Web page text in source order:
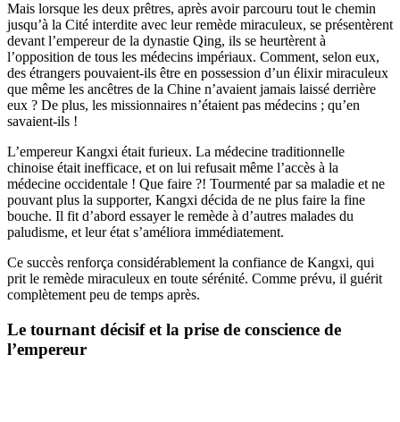
Mais lorsque les deux prêtres, après avoir parcouru tout le chemin
jusqu’à la Cité interdite avec leur remède miraculeux, se présentèrent
devant l’empereur de la dynastie Qing, ils se heurtèrent à
l’opposition de tous les médecins impériaux. Comment, selon eux,
des étrangers pouvaient-ils être en possession d’un élixir miraculeux
que même les ancêtres de la Chine n’avaient jamais laissé derrière
eux ? De plus, les missionnaires n’étaient pas médecins ; qu’en
savaient-ils !
L’empereur Kangxi était furieux. La médecine traditionnelle
chinoise était inefficace, et on lui refusait même l’accès à la
médecine occidentale ! Que faire ?! Tourmenté par sa maladie et ne
pouvant plus la supporter, Kangxi décida de ne plus faire la fine
bouche. Il fit d’abord essayer le remède à d’autres malades du
paludisme, et leur état s’améliora immédiatement.
Ce succès renforça considérablement la confiance de Kangxi, qui
prit le remède miraculeux en toute sérénité. Comme prévu, il guérit
complètement peu de temps après.
Le tournant décisif et la prise de conscience de
l’empereur